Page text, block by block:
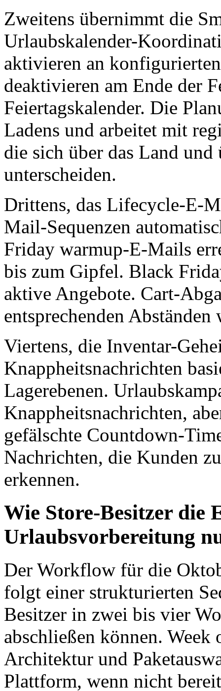
Zweitens übernimmt die
Urlaubskalender-
aktivieren an
deaktivieren am Ende der
Feiertagskalender. Die
Ladens und arbeitet mit
die sich über das Land
unterscheiden.
Drittens, das Lifecycle-E-
Mail-Sequenzen
Friday warmup-E-Mails
bis zum Gipfel. Black
aktive Angebote. Cart-
entsprechenden
Viertens, die Inventar-
Knappheitsnachrichten
Lagerebenen.
Knappheitsnachrichten,
gefälschte Countdown-
Nachrichten, die Kunden
erkennen.
Wie Store-Besitzer die
Urlaubsvorbereitung
Der Workflow für die
folgt einer strukturierten
Besitzer in zwei bis vier
abschließen können.
Architektur und
Plattform, wenn nicht